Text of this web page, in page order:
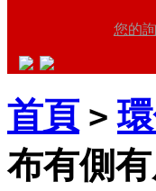
您的
首頁 >
布有側